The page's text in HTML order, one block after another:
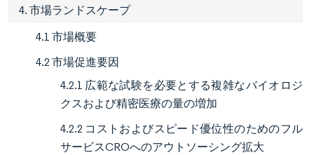
4. 市場ランドスケープ
4.1 市場概要
4.2 市場促進要因
4.2.1 広範な試験を必要とする複雑なバイオロジ
クスおよび精密医療の量の増加
4.2.2 コストおよびスピード優位性のためのフル
サービスCROへのアウトソーシング拡大